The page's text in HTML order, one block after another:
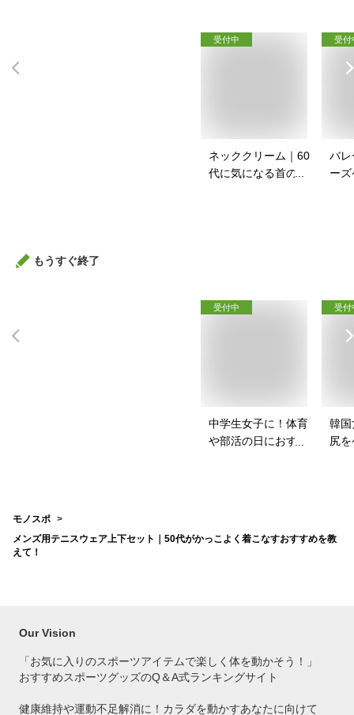
受付中
ネッククリーム｜60
代に気になる首のシ
受付
バレ
ー
もうすぐ終了
受付中
中学生女子に！体育
や部活の日におすす
受付
韓国
尻
モノスポ
メンズ用テニスウェア上下セット｜50代がかっこよく着こなすおすすめを教
えて！
Our Vision
「お気に入りのスポーツアイテムで楽しく体を動かそう！」
おすすめスポーツグッズのQ＆A式ランキングサイト
健康維持や運動不足解消に！カラダを動かすあなたに向けて